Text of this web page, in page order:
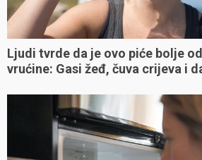
Ljudi tvrde da je ovo piće bolje
vrućine: Gasi žeđ, čuva crijeva i